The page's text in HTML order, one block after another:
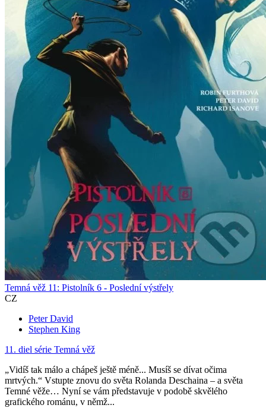
Temná věž 11: Pistolník 6 - Poslední výstřely
CZ
Peter David
Stephen King
11. diel série Temná věž
„Vidíš tak málo a chápeš ještě méně... Musíš se dívat očima
mrtvých.“ Vstupte znovu do světa Rolanda Deschaina – a světa
Temné věže… Nyní se vám představuje v podobě skvělého
grafického románu, v němž...